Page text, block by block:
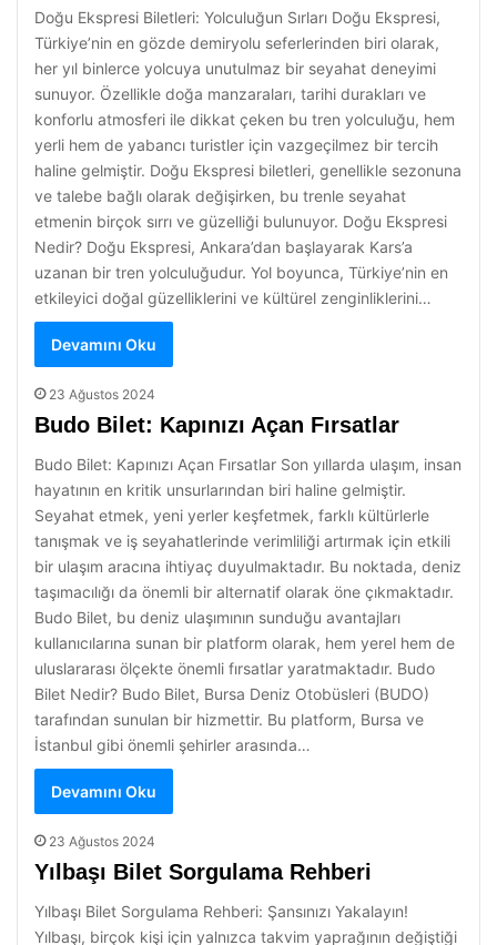
Doğu Ekspresi Biletleri: Yolculuğun Sırları Doğu Ekspresi,
Türkiye’nin en gözde demiryolu seferlerinden biri olarak,
her yıl binlerce yolcuya unutulmaz bir seyahat deneyimi
sunuyor. Özellikle doğa manzaraları, tarihi durakları ve
konforlu atmosferi ile dikkat çeken bu tren yolculuğu, hem
yerli hem de yabancı turistler için vazgeçilmez bir tercih
haline gelmiştir. Doğu Ekspresi biletleri, genellikle sezonuna
ve talebe bağlı olarak değişirken, bu trenle seyahat
etmenin birçok sırrı ve güzelliği bulunuyor. Doğu Ekspresi
Nedir? Doğu Ekspresi, Ankara’dan başlayarak Kars’a
uzanan bir tren yolculuğudur. Yol boyunca, Türkiye’nin en
etkileyici doğal güzelliklerini ve kültürel zenginliklerini…
Devamını Oku
23 Ağustos 2024
Budo Bilet: Kapınızı Açan Fırsatlar
Budo Bilet: Kapınızı Açan Fırsatlar Son yıllarda ulaşım, insan
hayatının en kritik unsurlarından biri haline gelmiştir.
Seyahat etmek, yeni yerler keşfetmek, farklı kültürlerle
tanışmak ve iş seyahatlerinde verimliliği artırmak için etkili
bir ulaşım aracına ihtiyaç duyulmaktadır. Bu noktada, deniz
taşımacılığı da önemli bir alternatif olarak öne çıkmaktadır.
Budo Bilet, bu deniz ulaşımının sunduğu avantajları
kullanıcılarına sunan bir platform olarak, hem yerel hem de
uluslararası ölçekte önemli fırsatlar yaratmaktadır. Budo
Bilet Nedir? Budo Bilet, Bursa Deniz Otobüsleri (BUDO)
tarafından sunulan bir hizmettir. Bu platform, Bursa ve
İstanbul gibi önemli şehirler arasında…
Devamını Oku
23 Ağustos 2024
Yılbaşı Bilet Sorgulama Rehberi
Yılbaşı Bilet Sorgulama Rehberi: Şansınızı Yakalayın!
Yılbaşı, birçok kişi için yalnızca takvim yaprağının değiştiği